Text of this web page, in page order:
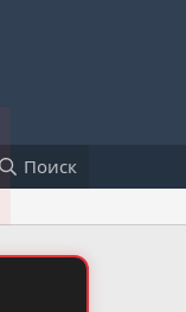
Поиск